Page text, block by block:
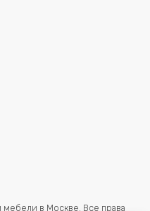
в Москве. Все права